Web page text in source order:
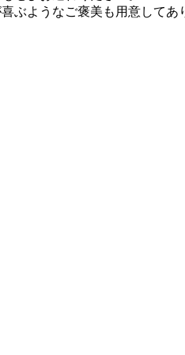
ぶようなご褒美も用意してあ